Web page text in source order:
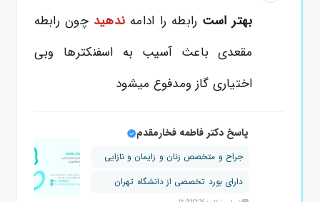
بهتر است رابطه را ادامهندهید چون رابطه
مقعدی باعث آسیب به اسفنکترها وبی
اختیاری گاز ومدفوع میشود
پاسخ دکتر فاطمه فخارمقدم
جراح و متخصص زنان و زایمان و نازایی
دارای بورد تخصصی از دانشگاه تهران